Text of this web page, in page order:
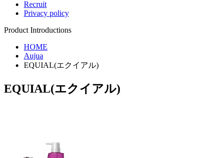
Recruit
Privacy policy
Product Introductions
HOME
Aujua
EQUIAL(エクイアル)
EQUIAL(エクイアル)